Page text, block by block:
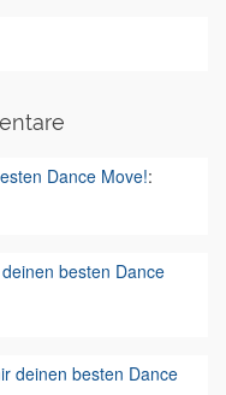
Dance Move!:
besten Dance
deinen besten Dance